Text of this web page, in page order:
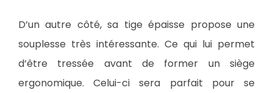
D’un autre côté, sa tige épaisse propose une
souplesse très intéressante. Ce qui lui permet
d’être tressée avant de former un siège
ergonomique. Celui-ci sera parfait pour se